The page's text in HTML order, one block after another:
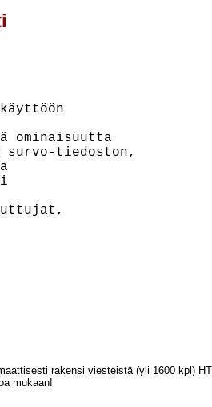
ominaisuutta
tiedoston,
rakensi viesteistä (yli 1600 kpl)
mukaan!